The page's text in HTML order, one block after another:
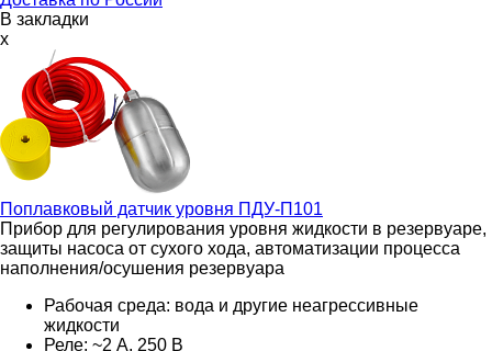
В закладки
x
Поплавковый датчик уровня ПДУ-П101
Прибор для регулирования уровня жидкости в резервуаре,
защиты насоса от сухого хода, автоматизации процесса
наполнения/осушения резервуара
Рабочая среда: вода и другие неагрессивные
жидкости
Реле: ~2 А, 250 В